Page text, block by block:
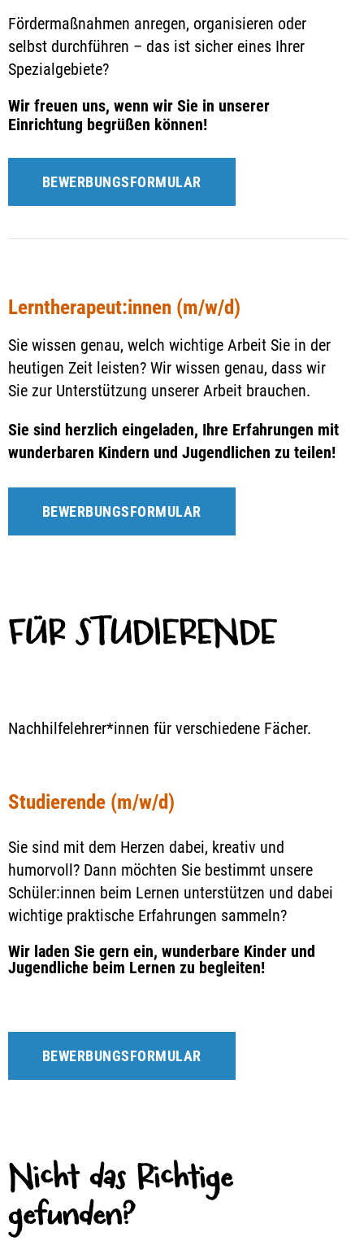
Fördermaßnahmen anregen, organisieren oder
selbst durchführen – das ist sicher eines Ihrer
Spezialgebiete?
Wir freuen uns, wenn wir Sie in unserer
Einrichtung begrüßen können!
BEWERBUNGSFORMULAR
Lerntherapeut:innen (m/w/d)
Sie wissen genau, welch wichtige Arbeit Sie in der
heutigen Zeit leisten? Wir wissen genau, dass wir
Sie zur Unterstützung unserer Arbeit brauchen.
Sie sind herzlich eingeladen, Ihre Erfahrungen mit
wunderbaren Kindern und Jugendlichen zu teilen!
BEWERBUNGSFORMULAR
FÜR STUDIERENDE
Nachhilfelehrer*innen für verschiedene Fächer.
Studierende (m/w/d)
Sie sind mit dem Herzen dabei, kreativ und
humorvoll? Dann möchten Sie bestimmt unsere
Schüler:innen beim Lernen unterstützen und dabei
wichtige praktische Erfahrungen sammeln?
Wir laden Sie gern ein, wunderbare Kinder und
Jugendliche beim Lernen zu begleiten!
BEWERBUNGSFORMULAR
Nicht das Richtige
gefunden?